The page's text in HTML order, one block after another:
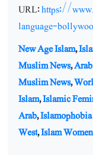
URL:https://
language-
New Age Islam,
Muslim News,
Muslim News,
Islam,Islamic
Arab,
West,Islam